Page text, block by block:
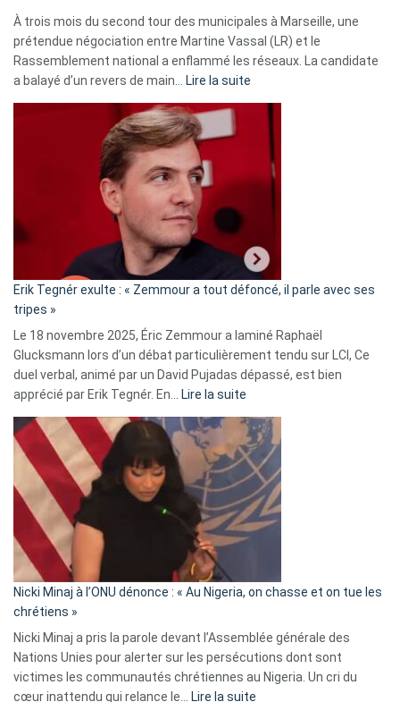
À trois mois du second tour des municipales à Marseille, une
prétendue négociation entre Martine Vassal (LR) et le
Rassemblement national a enflammé les réseaux. La candidate
a balayé d’un revers de main…
Lire la suite
d’alliance
secrète
«
C’est
fake
news
»
Erik Tegnér exulte : « Zemmour a tout défoncé, il parle avec ses
tripes »
Le 18 novembre 2025, Éric Zemmour a laminé Raphaël
Glucksmann lors d’un débat particulièrement tendu sur LCI, Ce
duel verbal, animé par un David Pujadas dépassé, est bien
apprécié par Erik Tegnér. En…
Lire la suite
Tegnér
exulte
« Zemmour
a
tout
parle
ses
tripes »
Nicki Minaj à l’ONU dénonce : « Au Nigeria, on chasse et on tue les
chrétiens »
Nicki Minaj a pris la parole devant l’Assemblée générale des
Nations Unies pour alerter sur les persécutions dont sont
victimes les communautés chrétiennes au Nigeria. Un cri du
cœur inattendu qui relance le…
Lire la suite